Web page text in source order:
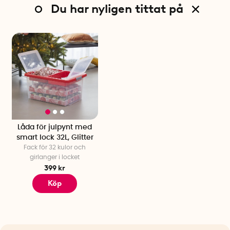
Du har nyligen tittat på
Låda för julpynt med
smart lock 32L, Glitter
Fack för 32 kulor och
girlanger i locket
399 kr
Köp